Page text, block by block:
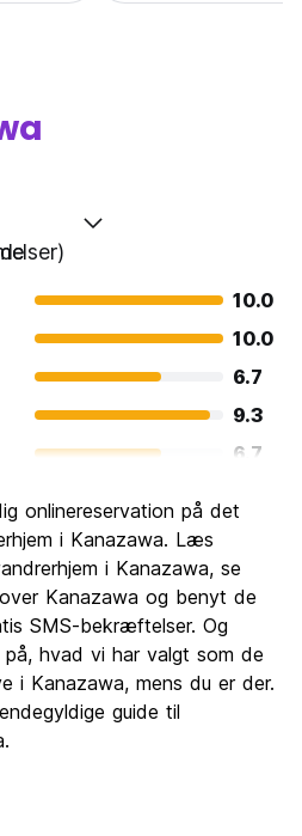
10.0
10.0
6.7
9.3
6.7
6.7
10.0
onlinereservation på det
i Kanazawa. Læs
i Kanazawa, se
Kanazawa og benyt de
SMS-bekræftelser. Og
hvad vi har valgt som de
i Kanazawa, mens du er der.
guide til